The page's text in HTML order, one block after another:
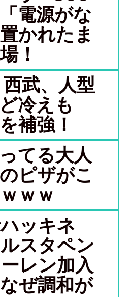
電源がな
かれたま
！
西武、人型
冷えも
補強！
てる大人
ピザがこ
ｗｗ
ッキネ
スタペン
レン加入
ぜ調和が